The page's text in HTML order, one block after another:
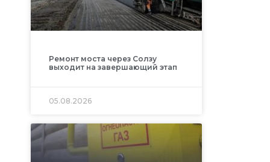
Ремонт моста через Солзу
выходит на завершающий этап
05.08.2026